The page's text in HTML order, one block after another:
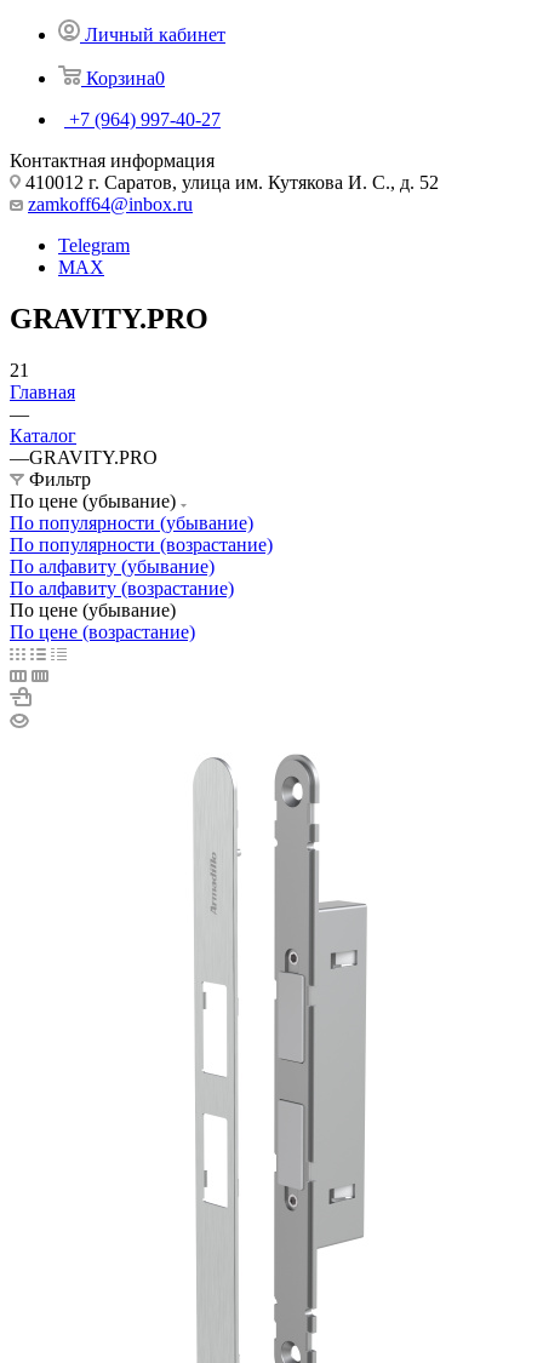
Личный кабинет
Корзина0
+7 (964) 997-40-27
Контактная информация
410012 г. Саратов, улица им. Кутякова И. С., д. 52
zamkoff64@inbox.ru
Telegram
MAX
GRAVITY.PRO
21
Главная
—
Каталог
—GRAVITY.PRO
Фильтр
По цене (убывание)
По популярности (убывание)
По популярности (возрастание)
По алфавиту (убывание)
По алфавиту (возрастание)
По цене (убывание)
По цене (возрастание)